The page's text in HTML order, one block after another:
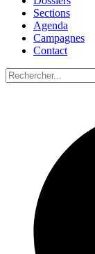
Sections
Agenda
Campagnes
Contact